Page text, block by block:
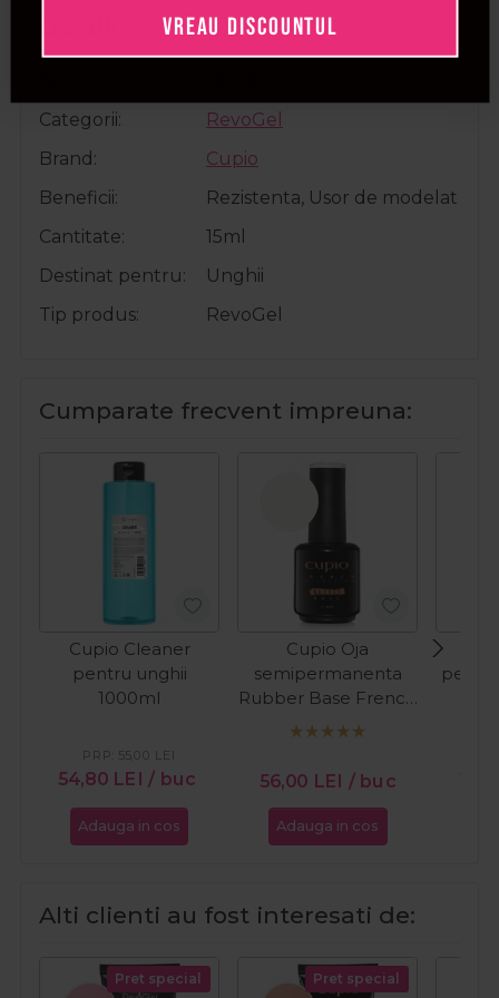
Categorii
RevoGel
Brand
Cupio
Beneficii
Rezistenta, Usor de modelat
Cantitate
15ml
Destinat pentru
Unghii
Tip produs
RevoGel
Cumparate frecvent impreuna:
Cupio Cleaner
pentru unghii
1000ml
54,80 LEI / buc
PRP: 55,00 LEI
Adauga in cos
Cupio Oja
semipermanenta
Rubber Base French
Collection - Milky
56,00 LEI / buc
Adauga in cos
Alti clienti au fost interesati de:
Pret special Pret special
VREAU DISCOUNTUL